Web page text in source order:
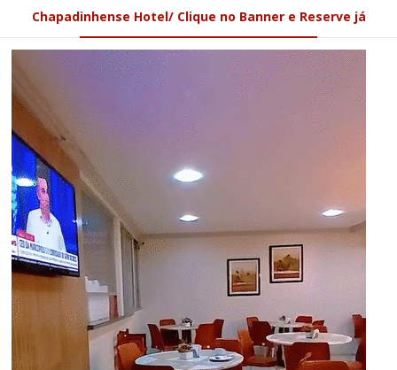
Chapadinhense Hotel/ Clique no Banner e Reserve já